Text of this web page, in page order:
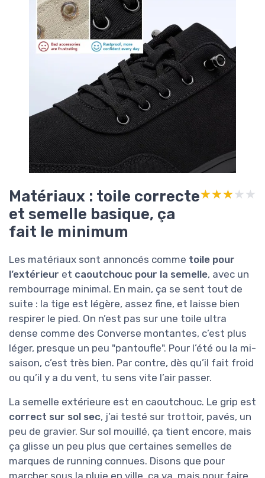
Matériaux : toile correcte
et semelle basique, ça
fait le minimum
★★★★★
★★★★★
Les matériaux sont annoncés comme toile pour
l’extérieur et caoutchouc pour la semelle, avec un
rembourrage minimal. En main, ça se sent tout de
suite : la tige est légère, assez fine, et laisse bien
respirer le pied. On n’est pas sur une toile ultra
dense comme des Converse montantes, c’est plus
léger, presque un peu "pantoufle". Pour l’été ou la mi-
saison, c’est très bien. Par contre, dès qu’il fait froid
ou qu’il y a du vent, tu sens vite l’air passer.
La semelle extérieure est en caoutchouc. Le grip est
correct sur sol sec, j’ai testé sur trottoir, pavés, un
peu de gravier. Sur sol mouillé, ça tient encore, mais
ça glisse un peu plus que certaines semelles de
marques de running connues. Disons que pour